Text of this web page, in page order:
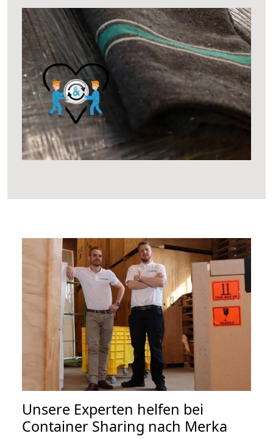
Unsere Experten helfen bei
Container Sharing nach Merka